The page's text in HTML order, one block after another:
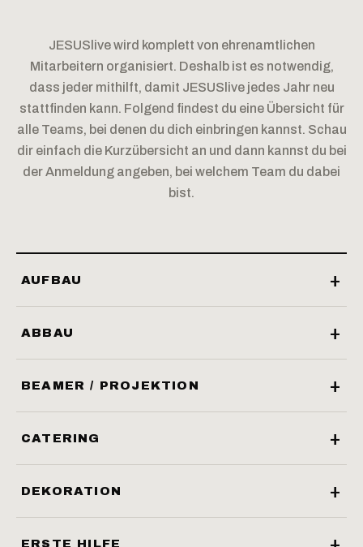
JESUSlive wird komplett von ehrenamtlichen
Mitarbeitern organisiert. Deshalb ist es notwendig,
dass jeder mithilft, damit JESUSlive jedes Jahr neu
stattfinden kann. Folgend findest du eine Übersicht für
alle Teams, bei denen du dich einbringen kannst. Schau
dir einfach die Kurzübersicht an und dann kannst du bei
der Anmeldung angeben, bei welchem Team du dabei
bist.
AUFBAU
ABBAU
BEAMER / PROJEKTION
CATERING
DEKORATION
ERSTE HILFE